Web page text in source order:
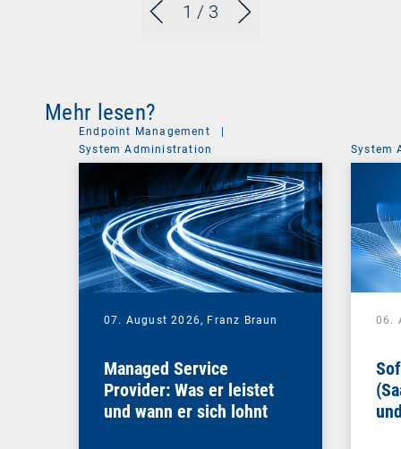
1 / 3
Mehr lesen?
Endpoint Management
System Administration
07. August 2026, Franz Braun
Managed Service
Provider: Was er leistet
und wann er sich lohnt
System
06.